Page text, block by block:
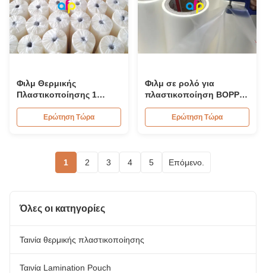
Φιλμ Θερμικής
Πλαστικοποίησης 1
Ίντσας για Σχολικά
Έγγραφα, Έγκριση BV
Ερώτηση Τώρα
Φιλμ σε ρολό για
πλαστικοποίηση BOPP
PET, Διαφανές θερμικό
φιλμ πλαστικοποίησης
πολλαπλής εξώθησης
Ερώτηση Τώρα
1 2 3 4 5 Επόμενο.
Όλες οι κατηγορίες
Ταινία θερμικής πλαστικοποίησης
Ταινία Lamination Pouch